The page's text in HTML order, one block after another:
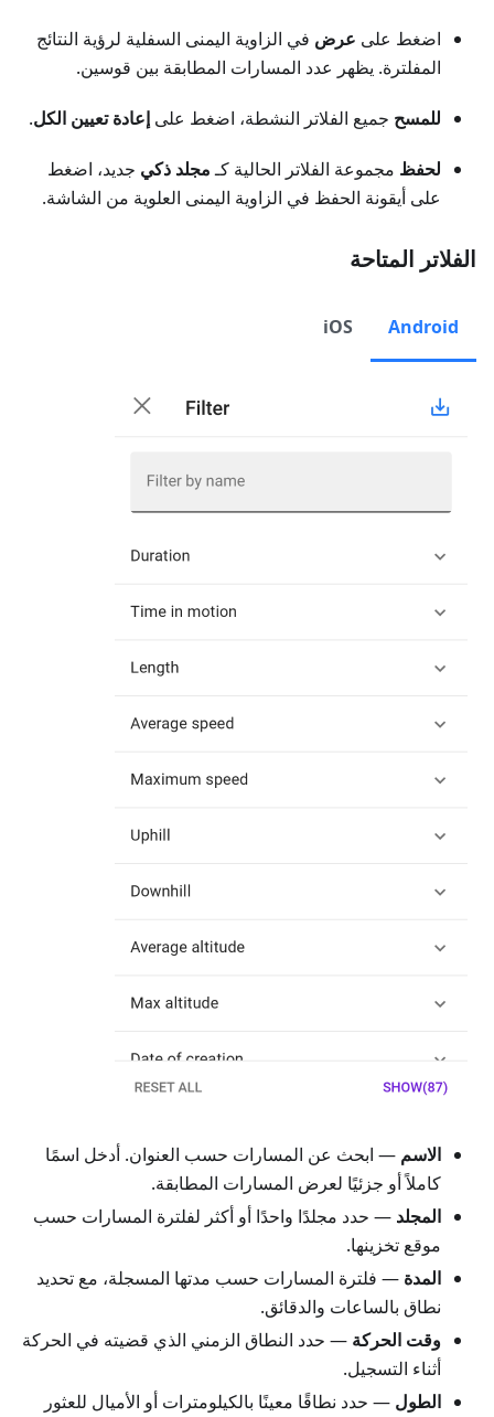
اضغط على عرض في الزاوية اليمنى السفلية لرؤية النتائج
المفلترة. يظهر عدد المسارات المطابقة بين قوسين.
للمسح جميع الفلاتر النشطة، اضغط على إعادة تعيين الكل.
لحفظ مجموعة الفلاتر الحالية كـمجلد ذكي جديد، اضغط
على أيقونة الحفظ في الزاوية اليمنى العلوية من الشاشة.
الفلاتر المتاحة
Android
iOS
الاسم — ابحث عن المسارات حسب العنوان. أدخل اسمًا
كاملاً أو جزئيًا لعرض المسارات المطابقة.
المجلد — حدد مجلدًا واحدًا أو أكثر لفلترة المسارات حسب
موقع تخزينها.
المدة — فلترة المسارات حسب مدتها المسجلة، مع تحديد
نطاق بالساعات والدقائق.
وقت الحركة — حدد النطاق الزمني الذي قضيته في الحركة
أثناء التسجيل.
الطول — حدد نطاقًا معينًا بالكيلومترات أو الأميال للعثور